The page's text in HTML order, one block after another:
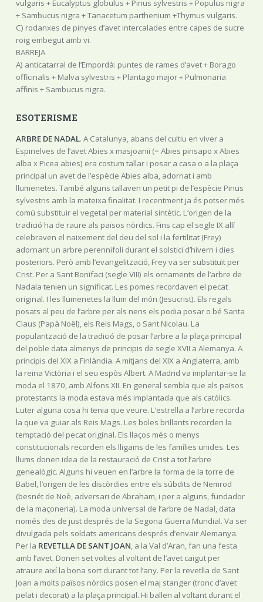
vulgaris + Eucalyptus globulus + Pinus sylvestris + Populus nigra
+ Sambucus nigra + Tanacetum parthenium +Thymus vulgaris.
C) rodanxes de pinyes d’avet intercalades entre capes de sucre
roig embegut amb vi.
BARREJA
A) anticatarral de l’Empordà: puntes de rames d’avet + Borago
officinalis + Malva sylvestris + Plantago major + Pulmonaria
affinis + Sambucus nigra.
ESOTERISME
ARBRE DE NADAL. A Catalunya, abans del cultiu en viver a
Espinelves de l’avet Abies x masjoanii (= Abies pinsapo x Abies
alba x Picea abies) era costum tallar i posar a casa o a la plaça
principal un avet de l’espècie Abies alba, adornat i amb
llumenetes. També alguns tallaven un petit pi de l’espècie Pinus
sylvestris amb la mateixa finalitat. I recentment ja és potser més
comú substituir el vegetal per material sintètic. L’origen de la
tradició ha de raure als països nòrdics. Fins cap el segle IX allí
celebraven el naixement del deu del sol i la fertilitat (Frey)
adornant un arbre perennifoli durant el solstici d’hivern i dies
posteriors. Però amb l’evangelització, Frey va ser substituït per
Crist. Per a Sant Bonifaci (segle VIII) els ornaments de l’arbre de
Nadala tenien un significat. Les pomes recordaven el pecat
original. I les llumenetes la llum del món (Jesucrist). Els regals
posats al peu de l’arbre per als nens els podia posar o bé Santa
Claus (Papà Noël), els Reis Mags, o Sant Nicolau. La
popularització de la tradició de posar l’arbre a la plaça principal
del poble data almenys de principis de segle XVII a Alemanya. A
principis del XIX a Finlàndia. A mitjans del XIX a Anglaterra, amb
la reina Victòria i el seu espòs Albert. A Madrid va implantar-se la
moda el 1870, amb Alfons XII. En general sembla que als països
protestants la moda estava més implantada que als catòlics.
Luter alguna cosa hi tenia que veure. L’estrella a l’arbre recorda
la que va guiar als Reis Mags. Les boles brillants recorden la
temptació del pecat original. Els llaços més o menys
constitucionals recorden els lligams de les famílies unides. Les
llums donen idea de la restauració de Crist a tot l’arbre
genealògic. Alguns hi veuen en l’arbre la forma de la torre de
Babel, l’origen de les discòrdies entre els súbdits de Nemrod
(besnét de Noè, adversari de Abraham, i per a alguns, fundador
de la maçoneria). La moda universal de l’arbre de Nadal, data
només des de just després de la Segona Guerra Mundial. Va ser
divulgada pels soldats americans després d’envair Alemanya.
Per la REVETLLA DE SANT JOAN, a la Val d’Aran, fan una festa
amb l’avet. Donen set voltes al voltant de l’avet caigut per
atraure així la bona sort durant tot l’any. Per la revetlla de Sant
Joan a molts països nòrdics posen el maj stanger (tronc d’avet
pelat i decorat) a la plaça principal. Hi ballen al voltant durant el